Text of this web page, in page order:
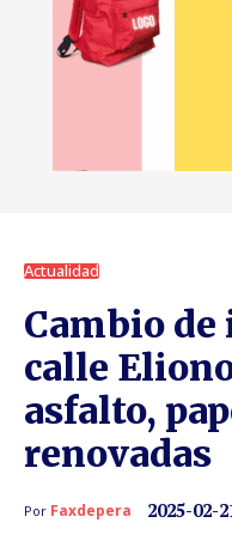
Actualidad
Cambio
calle
asfalto,
renovadas
Por Faxdepera 2025-02-